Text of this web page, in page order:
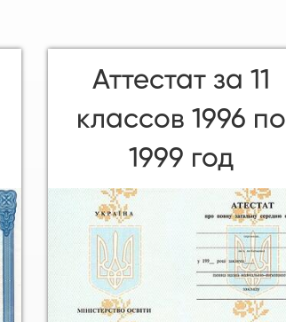
Аттестат за 11
классов 1996 по
1999 год